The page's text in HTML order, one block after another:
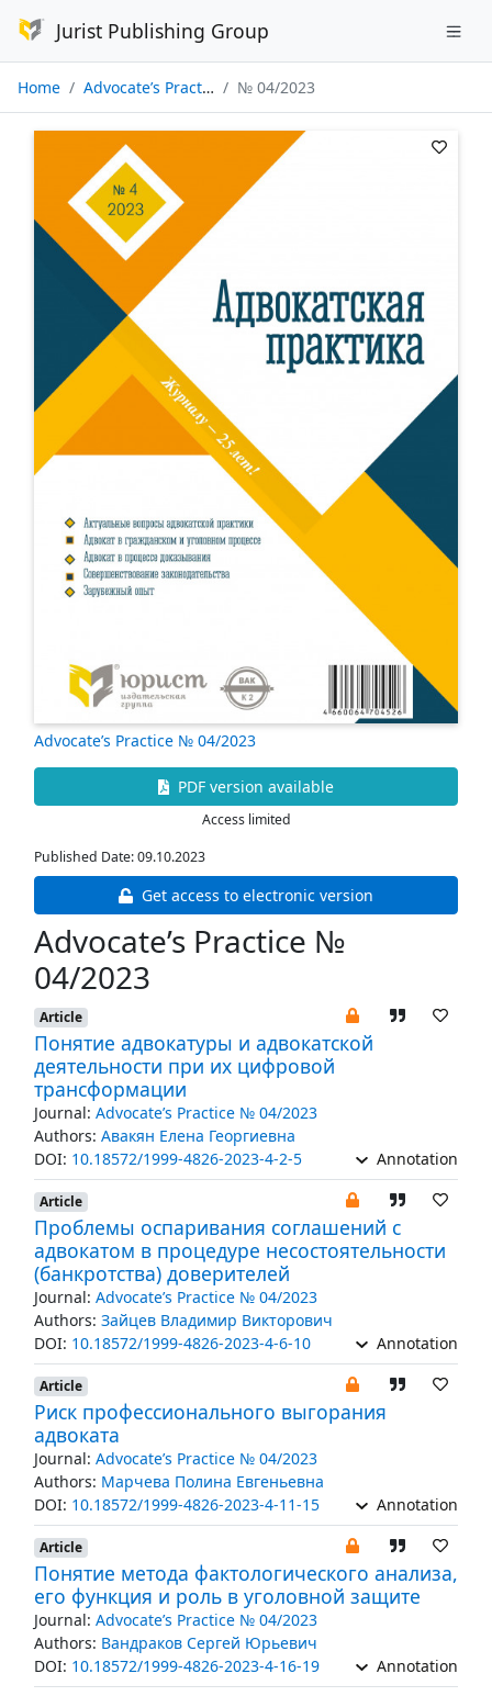
Jurist Publishing Group
Home Advocate’s Practice № 04/2023
Advocate’s Practice № 04/2023
PDF version available
Access limited
Published Date: 09.10.2023
Get access to electronic version
Advocate’s Practice №
04/2023
Article
Понятие адвокатуры и адвокатской
деятельности при их цифровой
трансформации
Journal: Advocate’s Practice № 04/2023
Authors: Авакян Елена Георгиевна
DOI: 10.18572/1999-4826-2023-4-2-5 Annotation
Article
Проблемы оспаривания соглашений с
адвокатом в процедуре несостоятельности
(банкротства) доверителей
Journal: Advocate’s Practice № 04/2023
Authors: Зайцев Владимир Викторович
DOI: 10.18572/1999-4826-2023-4-6-10 Annotation
Article
Риск профессионального выгорания
адвоката
Journal: Advocate’s Practice № 04/2023
Authors: Марчева Полина Евгеньевна
DOI: 10.18572/1999-4826-2023-4-11-15 Annotation
Article
Понятие метода фактологического анализа,
его функция и роль в уголовной защите
Journal: Advocate’s Practice № 04/2023
Authors: Вандраков Сергей Юрьевич
DOI: 10.18572/1999-4826-2023-4-16-19 Annotation